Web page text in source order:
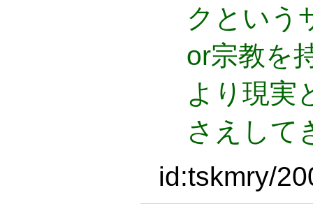
クという
or宗教を
より現実
さえして
id:tskmry/